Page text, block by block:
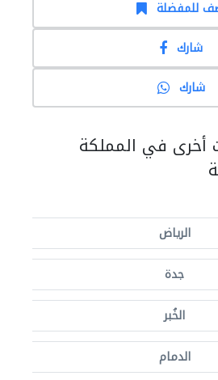
للمفضلة
شارك
شارك
في المملكة
الرياض
جدة
الخُبر
الدمام